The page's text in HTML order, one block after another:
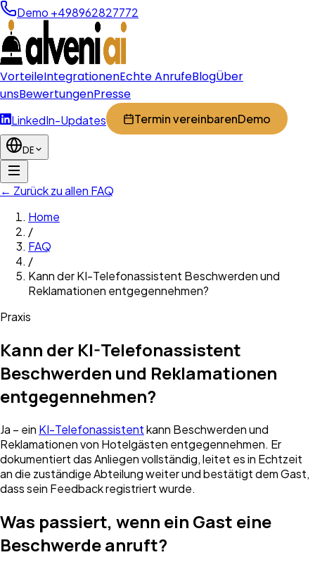
Demo +498962827772
VorteileIntegrationenEchte AnrufeBlogÜber
unsBewertungenPresse
LinkedIn-Updates Termin vereinbarenDemo
DE
← Zurück zu allen FAQ
Home
/
FAQ
/
Kann der KI-Telefonassistent Beschwerden und
Reklamationen entgegennehmen?
Praxis
Kann der KI-Telefonassistent
Beschwerden und Reklamationen
entgegennehmen?
Ja – ein KI-Telefonassistentkann Beschwerden und
Reklamationen von Hotelgästen entgegennehmen. Er
dokumentiert das Anliegen vollständig, leitet es in Echtzeit
an die zuständige Abteilung weiter und bestätigt dem Gast,
dass sein Feedback registriert wurde.
Was passiert, wenn ein Gast eine
Beschwerde anruft?